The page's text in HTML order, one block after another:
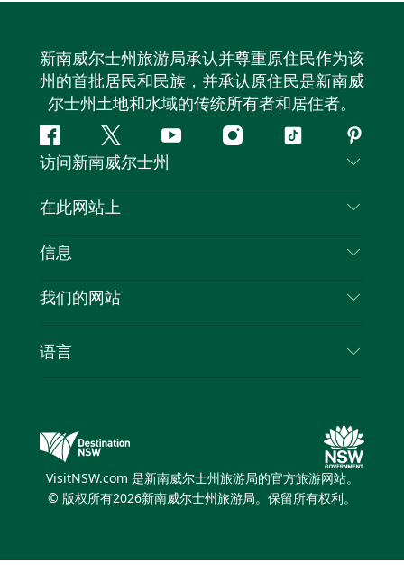
新南威尔士州旅游局承认并尊重原住民作为该
州的首批居民和民族，并承认原住民是新南威
尔士州土地和水域的传统所有者和居住者。
Facebook叽
叽
喳
YouTubeInstagram
抖
访问新南威尔士州
联系我们
隐私
Cookie 通知
在此网站上
目的地
新南威尔士州公路旅行
活动
信息
旅行信息
新南威尔士州的商业
我们的网站
新南威尔士州旅游局媒体中心
缤纷悉尼灯光音乐节
语言
VisitNSW.com 是新南威尔士州旅游局的官方旅游网站。
© 版权所有2026新南威尔士州旅游局。保留所有权利。